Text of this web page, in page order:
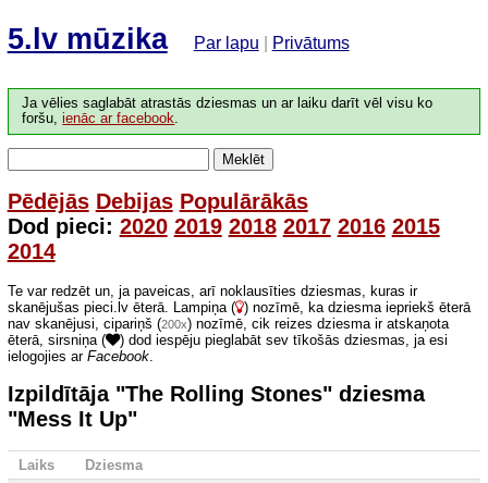
5.lv mūzika Par lapu Privātums
Ja vēlies saglabāt atrastās dziesmas un ar laiku darīt vēl visu ko
foršu,ienāc ar facebook.
Meklēt
Pēdējās Debijas Populārākās
Dod pieci: 2020 2019 2018 2017 2016 2015
2014
Te var redzēt un, ja paveicas, arī noklausīties dziesmas, kuras ir
skanējušas pieci.lv ēterā. Lampiņa ( ) nozīmē, ka dziesma iepriekš ēterā
nav skanējusi, cipariņš (200x) nozīmē, cik reizes dziesma ir atskaņota
ēterā, sirsniņa (
) dod iespēju pieglabāt sev tīkošās dziesmas, ja esi
ielogojies ar Facebook.
Izpildītāja "The Rolling Stones" dziesma
"Mess It Up"
Laiks
Dziesma